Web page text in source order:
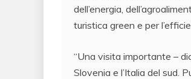
dell’energia,
turistica green e per
“Una visita importante –
Slovenia e l’Italia del sud.